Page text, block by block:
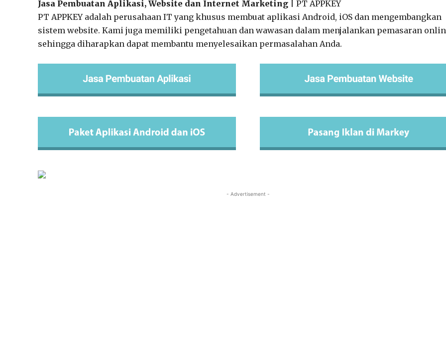
Jasa Pembuatan Aplikasi, Website dan Internet Marketing | PT APPKEY
PT APPKEY adalah perusahaan IT yang khusus membuat aplikasi Android, iOS dan mengembangkan
sistem website. Kami juga memiliki pengetahuan dan wawasan dalam menjalankan pemasaran
sehingga diharapkan dapat membantu menyelesaikan permasalahan Anda.
- Advertisement -